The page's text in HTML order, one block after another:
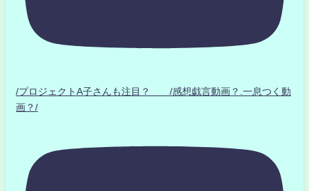
/プロジェクトA子さんも注目？ /感想戯言動画？.一息つく動
画？/